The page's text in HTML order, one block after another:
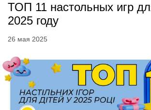
ТОП 11 настольных игр
2025 году
26 мая 2025